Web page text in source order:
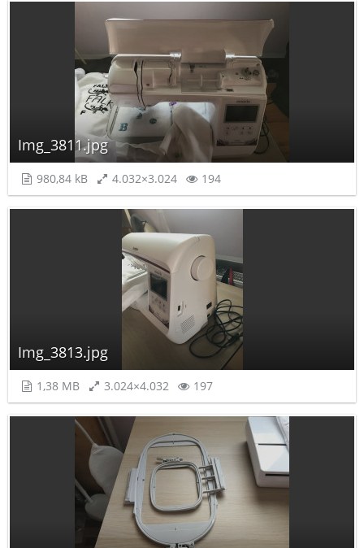
Img_3811.jpg
980,84 kB 4.032×3.024 194
Img_3813.jpg
1,38 MB 3.024×4.032 197